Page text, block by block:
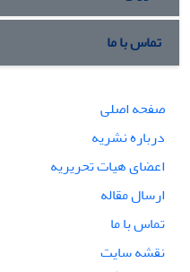
تماس با ما
صفحه اصلی
درباره نشریه
اعضای هیات تحریریه
ارسال مقاله
تماس با ما
نقشه سایت